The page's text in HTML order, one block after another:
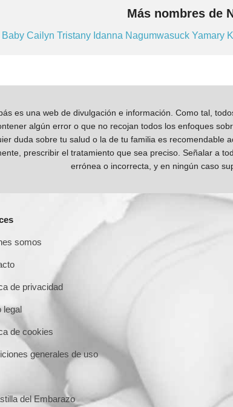
Más nombres de
Baby Cailyn Tristany Idanna Nagumwasuck Yamary
es una web de divulgación e información. Como tal,
algún error o que no recojan todos los enfoques
duda sobre tu salud o la de tu familia es recomendable
prescribir el tratamiento que sea preciso. Señalar a
errónea o incorrecta, y en ningún caso
somos
de privacidad
legal
de cookies
generales de uso
del Embarazo